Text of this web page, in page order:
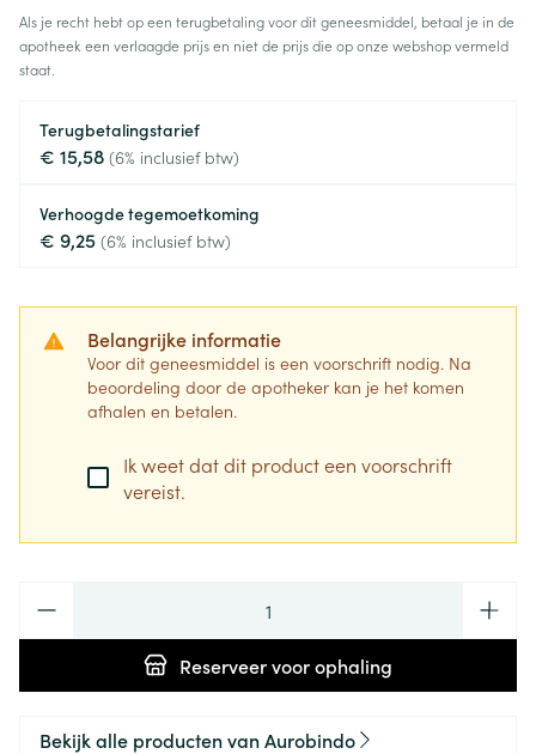
Als je recht hebt op een terugbetaling voor dit geneesmiddel, betaal je in de
apotheek een verlaagde prijs en niet de prijs die op onze webshop vermeld
staat.
Terugbetalingstarief
€ 15,58 (6% inclusief btw)
Verhoogde tegemoetkoming
€ 9,25 (6% inclusief btw)
Belangrijke informatie
Voor dit geneesmiddel is een voorschrift nodig. Na
beoordeling door de apotheker kan je het komen
afhalen en betalen.
Ik weet dat dit product een voorschrift
vereist.
Reserveervoor ophaling
Bekijk alle producten van Aurobindo